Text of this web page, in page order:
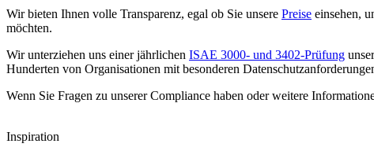
Wir bieten Ihnen volle Transparenz, egal ob Sie unsere Preise einsehen,
möchten.
Wir unterziehen uns einer jährlichen ISAE 3000- und 3402-Prüfung
Hunderten von Organisationen mit besonderen
Wenn Sie Fragen zu unserer Compliance haben oder weitere
Inspiration